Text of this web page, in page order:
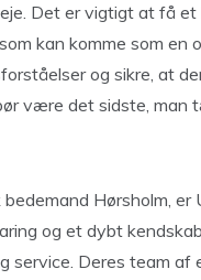
Det er vigtigt at få
kan komme som en
og sikre, at
være det sidste, man
Hørsholm,
og et dybt
service. Deres team